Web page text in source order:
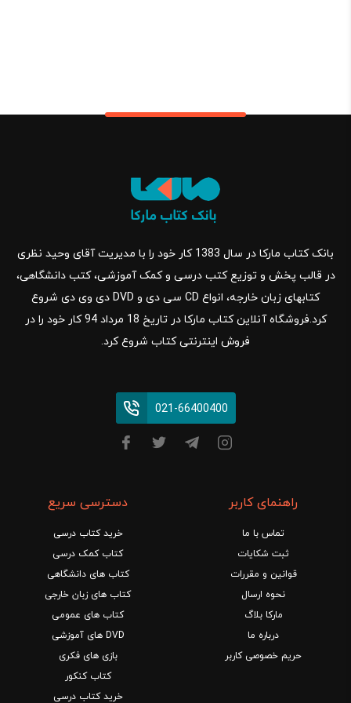
بانک کتاب مارکا در سال 1383 کار خود را با مدیریت آقای وحید نظری
در قالب پخش و توزیع کتب درسی و کمک آموزشی، کتب دانشگاهی،
کتابهای زبان خارجه، انواع CD سی دی و DVD دی وی دی شروع
کرد.فروشگاه آنلاین کتاب مارکا در تاریخ 18 مرداد 94 کار خود را در
فروش اینترنتی کتاب شروع کرد.
021-66400400
راهنمای کاربر
تماس با ما
ثبت شکایات
قوانین و مقررات
نحوه ارسال
مارکا بلاگ
درباره ما
حریم خصوصی کاربر
دسترسی سریع
خرید کتاب درسی
کتاب کمک درسی
کتاب های دانشگاهی
کتاب های زبان خارجی
کتاب های عمومی
DVD های آموزشی
بازی های فکری
کتاب کنکور
خرید کتاب درسی